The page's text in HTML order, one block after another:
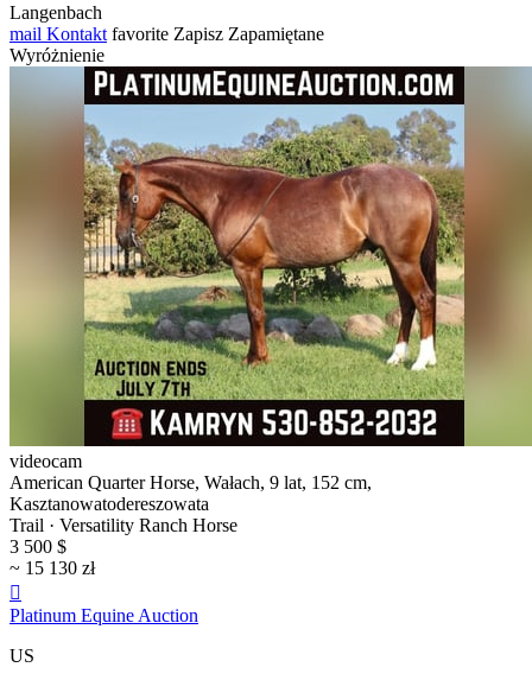
Langenbach
mail Kontakt favorite Zapisz Zapamiętane
Wyróżnienie
videocam
American Quarter Horse, Wałach, 9 lat, 152 cm,
Kasztanowatodereszowata
Trail · Versatility Ranch Horse
3 500 $
~ 15 130 zł

Platinum Equine Auction
US